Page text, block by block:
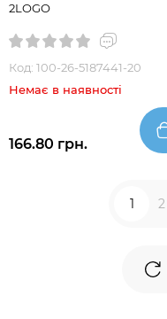
2LOGO
Код: 100-26-5187441-20
Немає в наявності
166.80 грн.
1 2